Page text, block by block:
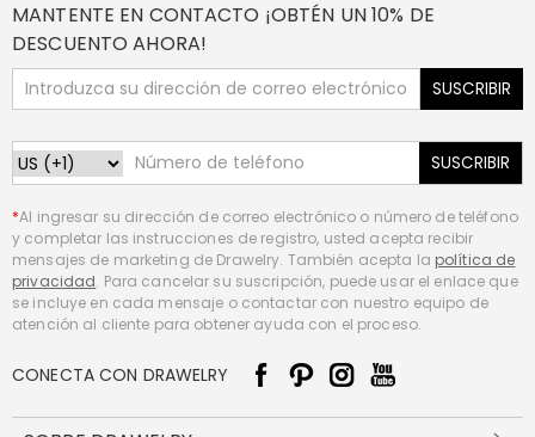
MANTENTE EN CONTACTO ¡OBTÉN UN 10% DE
DESCUENTO AHORA!
SUSCRIBIR
SUSCRIBIR
*Al ingresar su dirección de correo electrónico o número de teléfono
y completar las instrucciones de registro, usted acepta recibir
mensajes de marketing de Drawelry. También acepta la política de
privacidad. Para cancelar su suscripción, puede usar el enlace que
se incluye en cada mensaje o contactar con nuestro equipo de
atención al cliente para obtener ayuda con el proceso.
CONECTA CON DRAWELRY